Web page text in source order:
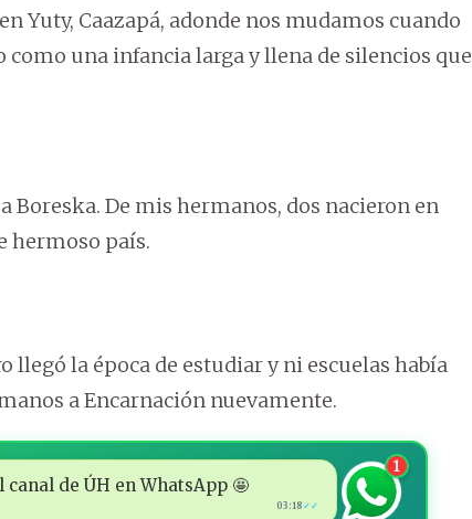
Yuty, Caazapá, adonde nos mudamos cuando
una infancia larga y llena de silencios que
Boreska. De mis hermanos, dos nacieron en
hermoso país.
llegó la época de estudiar y ni escuelas había
a Encarnación nuevamente.
de ÚH en WhatsApp 🤩
03:18 ✓✓
1